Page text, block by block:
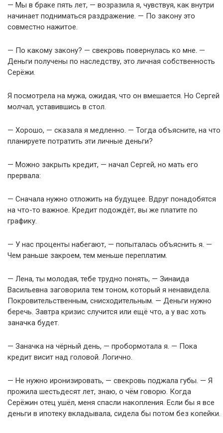
— Мы в браке пять лет, — возразила я, чувствуя, как внутри
начинает подниматься раздражение. — По закону это
совместно нажитое.
— По какому закону? — свекровь повернулась ко мне. —
Деньги получены по наследству, это личная собственность
Серёжи.
Я посмотрела на мужа, ожидая, что он вмешается. Но Сергей
молчал, уставившись в стол.
— Хорошо, — сказала я медленно. — Тогда объясните, на что
планируете потратить эти личные деньги?
— Можно закрыть кредит, — начал Сергей, но мать его
прервала:
— Сначала нужно отложить на будущее. Вдруг понадобятся
на что-то важное. Кредит подождёт, вы же платите по
графику.
— У нас проценты набегают, — попыталась объяснить я. —
Чем раньше закроем, тем меньше переплатим.
— Лена, ты молодая, тебе трудно понять, — Зинаида
Васильевна заговорила тем тоном, который я ненавидела.
Покровительственным, снисходительным. — Деньги нужно
беречь. Завтра кризис случится или ещё что, а у вас хоть
заначка будет.
— Заначка на чёрный день, — пробормотала я. — Пока
кредит висит над головой. Логично.
— Не нужно иронизировать, — свекровь поджала губы. — Я
прожила шестьдесят лет, знаю, о чём говорю. Когда
Серёжин отец ушёл, меня спасли накопления. Если бы я все
деньги в ипотеку вкладывала, сидела бы потом без копейки.